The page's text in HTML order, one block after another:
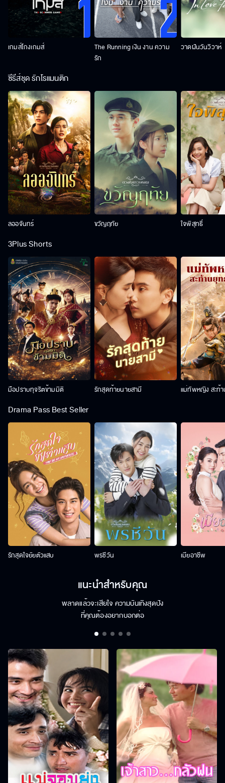
เกมส์โกงเกมส์
The Running เงิน งาน ความ
รัก
วาดฝันวันวิวาห์
ซีรีส์ชุด รักโรแมนติก
ลออจันทร์ ขวัญฤทัย ใจพิสุทธิ์
3Plus Shorts
มือปราบทุจริตข้ามมิติ รักสุดท้ายนายสามี แม่ทัพหญิง สะท้
Drama Pass Best Seller
รักสุดใจยัยตัวแสบ พรชีวัน เมียอาชีพ
แนะนำสำหรับคุณ
พลาดแล้วจะเสียใจ ความบันเทิงสุดปัง
ที่คุณต้องอยากบอกต่อ